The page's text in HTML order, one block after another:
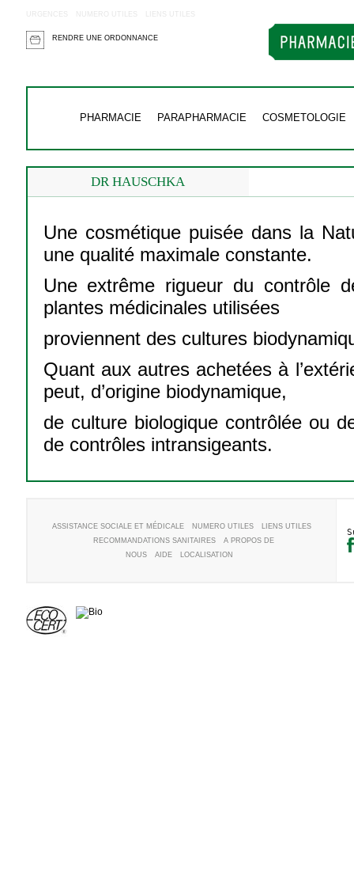
URGENCES NUMERO UTILES LIENS UTILES
RENDRE UNE ORDONNANCE
PHARMACIE PARAPHARMACIE COSMETOLOGIE
DR HAUSCHKA
Une cosmétique puisée dans la
une qualité maximale constante.
Une extrême rigueur du contrôle
plantes médicinales utilisées
proviennent des cultures
Quant aux autres achetées à
peut, d’origine biodynamique,
de culture biologique contrôlée ou
de contrôles intransigeants.
ASSISTANCE SOCIALE ET MÉDICALE NUMERO UTILES
LIENS UTILES
RECOMMANDATIONS SANITAIRES
A PROPOS DE
NOUS
AIDE LOCALISATION